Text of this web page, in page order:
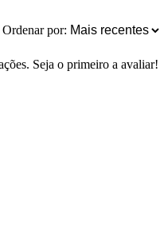
Ordenar por:
Seja o primeiro a avaliar!